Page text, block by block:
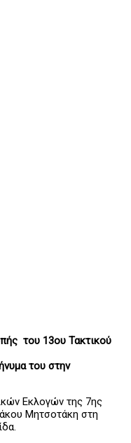
του 13ου Τακτικού
του στην
Εκλογών της 7ης
Μητσοτάκη στη